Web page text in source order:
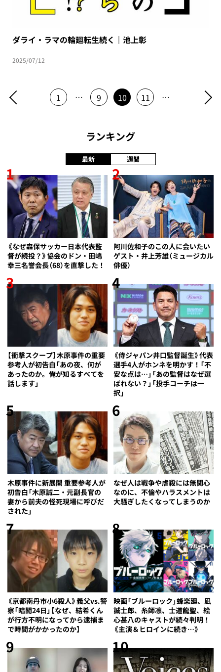
ダライ・ラマの輪廻転生続く｜池上彰
2025/07/12
1 … 9 10 11 …
ランキング
最新 週間
1
《なぜ森保サッカー日本代表監
督が続投？》協会のドン・田嶋
幸三名誉会長（68）を直撃した！
2
阿川佐和子のこの人に会いたい
ゲスト・井上芳雄（ミュージカル
俳優）
3
【衝撃スクープ】木原事件の重要
参考人が初告白「あの夜、何が
あったのか。俺が知るすべてを
話します」
4
《侍ジャパン井口監督誕生》代表
選手4人がホンネを明かす！「不
安な点は…」「あの監督はなぜ選
ばれない？」「投手コーチは一
択」
5
木原事件に新展開 重要参考人が
初告白「木原誠二・元副長官の
妻から前夫の怪死現場に呼びだ
された」
6
なぜ人は戦争や虐殺には無関心
なのに、不倫やハラスメントは
大騒ぎしたくなってしまうのか
7
《京都南丹市小6殺人》義父vs.警
察「暗闘24日」【なぜ、結希くん
が行方不明になってから逮捕ま
で時間がかかったのか】
8
映画「ブルーロック」蜂楽廻、凪
誠士郎、糸師凛、士道龍聖、絵
心甚八のキャストが続々判明！
《主演＆ヒロインに続き…》
9 10